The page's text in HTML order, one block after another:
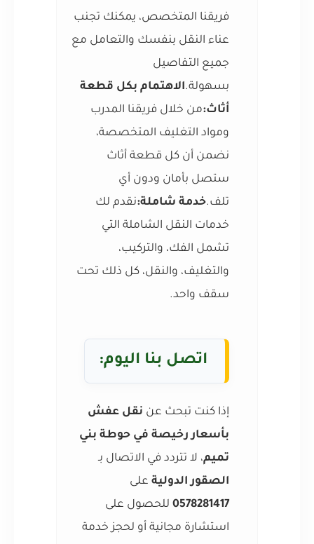
فريقنا المتخصص، يمكنك تجنب
عناء النقل بنفسك والتعامل مع
جميع التفاصيل
بسهولة.الاهتمام بكل قطعة
أثاث:من خلال فريقنا المدرب
ومواد التغليف المتخصصة،
نضمن أن كل قطعة أثاث
ستصل بأمان ودون أي
تلف.خدمة شاملة:نقدم لك
خدمات النقل الشاملة التي
تشمل الفك، والتركيب،
والتغليف، والنقل، كل ذلك تحت
سقف واحد.
اتصل بنا اليوم:
إذا كنت تبحث عن نقل عفش
بأسعار رخيصة في حوطة بني
تميم، لا تتردد في الاتصال بـ
الصقور الدولية على
0578281417 للحصول على
استشارة مجانية أو لحجز خدمة